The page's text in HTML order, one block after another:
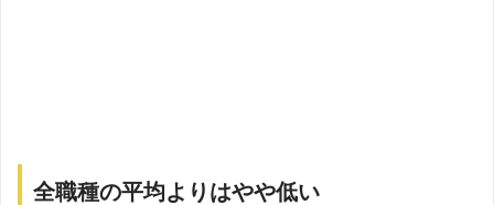
全職種の平均よりはやや低い